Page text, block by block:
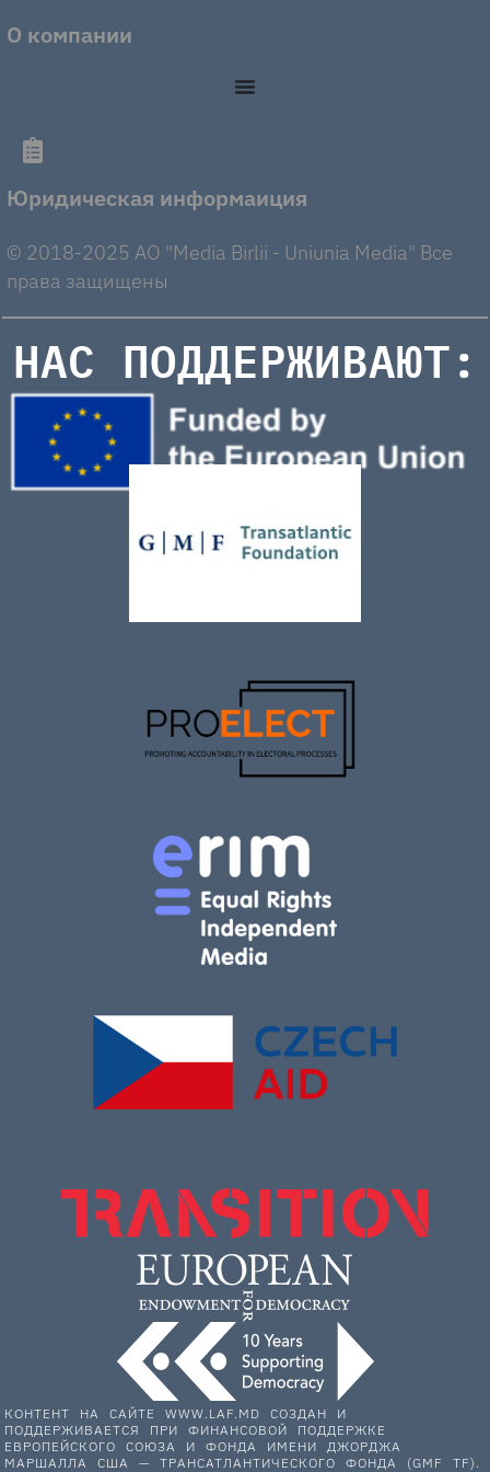
О компании
Юридическая информаиция
© 2018-2025 AO "Media Birlii - Uniunia Media" Все
права защищены
НАС ПОДДЕРЖИВАЮТ:
КОНТЕНТ НА САЙТЕ WWW.LAF.MD СОЗДАН И
ПОДДЕРЖИВАЕТСЯ ПРИ ФИНАНСОВОЙ ПОДДЕРЖКЕ
ЕВРОПЕЙСКОГО СОЮЗА И ФОНДА ИМЕНИ ДЖОРДЖА
МАРШАЛЛА США — ТРАНСАТЛАНТИЧЕСКОГО ФОНДА (GMF TF).